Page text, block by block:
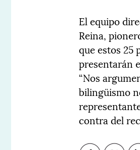
El equipo
Reina,
que estos 25
presentarán
“Nos
bilingüismo
contra del